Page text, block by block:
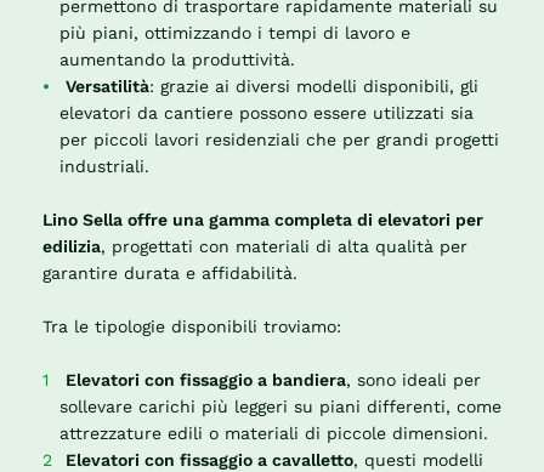
permettono di trasportare rapidamente materiali su
più piani, ottimizzando i tempi di lavoro e
aumentando la produttività.
Versatilità: grazie ai diversi modelli disponibili, gli
elevatori da cantiere possono essere utilizzati sia
per piccoli lavori residenziali che per grandi progetti
industriali.
Lino Sella offre una gamma completa di elevatori per
edilizia, progettati con materiali di alta qualità per
garantire durata e affidabilità.
Tra le tipologie disponibili troviamo:
Elevatori con fissaggio a bandiera, sono ideali per
sollevare carichi più leggeri su piani differenti, come
attrezzature edili o materiali di piccole dimensioni.
Elevatori con fissaggio a cavalletto, questi modelli